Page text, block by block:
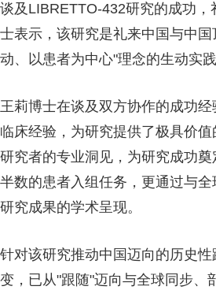
谈及LIBRETTO-432研究的成功
士表示，该研究是礼来中国与中
动、以患者为中心"理念的生动实践
王莉博士在谈及双方协作的成功
临床经验，为研究提供了极具价
研究者的专业洞见，为研究成功
半数的患者入组任务，更通过与
研究成果的学术呈现。
针对该研究推动中国迈向的历史
变，已从"跟随"迈向与全球同步、